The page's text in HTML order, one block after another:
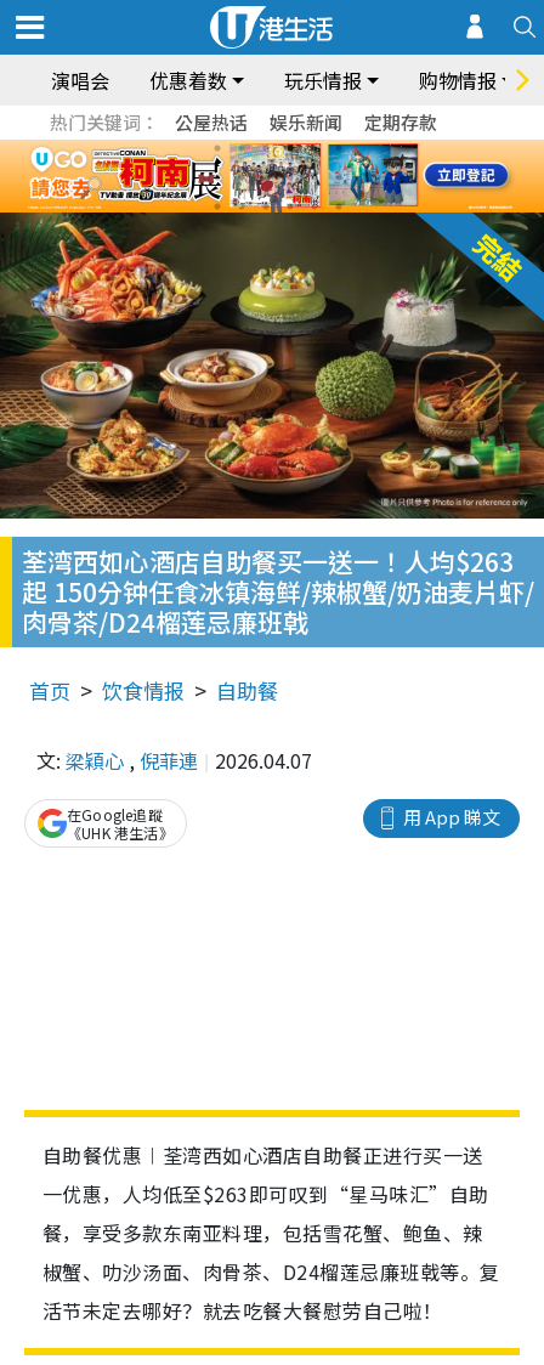
演唱会 优惠着数 玩乐情报 购物情报
热门关键词： 公屋热话 娱乐新闻 定期存款
荃湾西如心酒店自助餐买一送一！人均$263
起 150分钟任食冰镇海鲜/辣椒蟹/奶油麦片虾/
肉骨茶/D24榴莲忌廉班戟
首页 饮食情报 自助餐
文: 梁穎心 , 倪菲連 2026.04.07
用 App 睇文
在Google追蹤
《UHK 港生活》
自助餐优惠︱荃湾西如心酒店自助餐正进行买一送
一优惠，人均低至$263即可叹到“星马味汇”自助
餐，享受多款东南亚料理，包括雪花蟹、鲍鱼、辣
椒蟹、叻沙汤面、肉骨茶、D24榴莲忌廉班戟等。复
活节未定去哪好？就去吃餐大餐慰劳自己啦！